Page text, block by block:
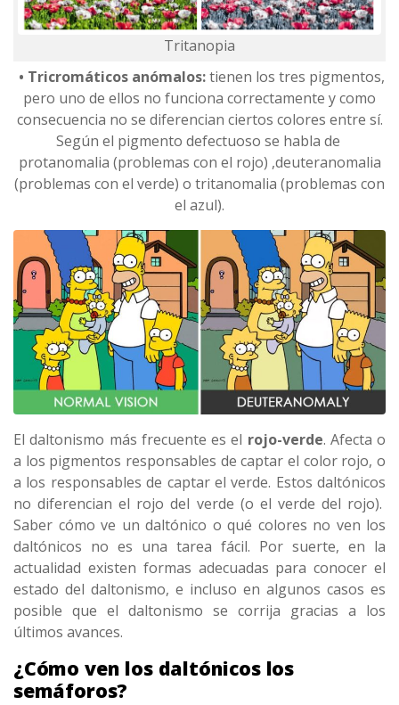
Tritanopia
• Tricromáticos anómalos:tienen los tres pigmentos,
pero uno de ellos no funciona correctamente y como
consecuencia no se diferencian ciertos colores entre sí.
Según el pigmento defectuoso se habla de
protanomalia (problemas con el rojo) ,deuteranomalia
(problemas con el verde) o tritanomalia (problemas con
el azul).
El daltonismo más frecuente es el rojo-verde. Afecta o
a los pigmentos responsables de captar el color rojo, o
a los responsables de captar el verde. Estos daltónicos
no diferencian el rojo del verde (o el verde del rojo).
Saber cómo ve un daltónico o qué colores no ven los
daltónicos no es una tarea fácil. Por suerte, en la
actualidad existen formas adecuadas para conocer el
estado del daltonismo, e incluso en algunos casos es
posible que el daltonismo se corrija gracias a los
últimos avances.
¿Cómo ven los daltónicos los
semáforos?